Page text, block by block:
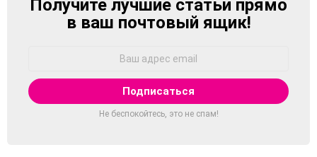
NEWSLETTER
Получите лучшие статьи прямо
в ваш почтовый ящик!
Не беспокойтесь, это не спам!